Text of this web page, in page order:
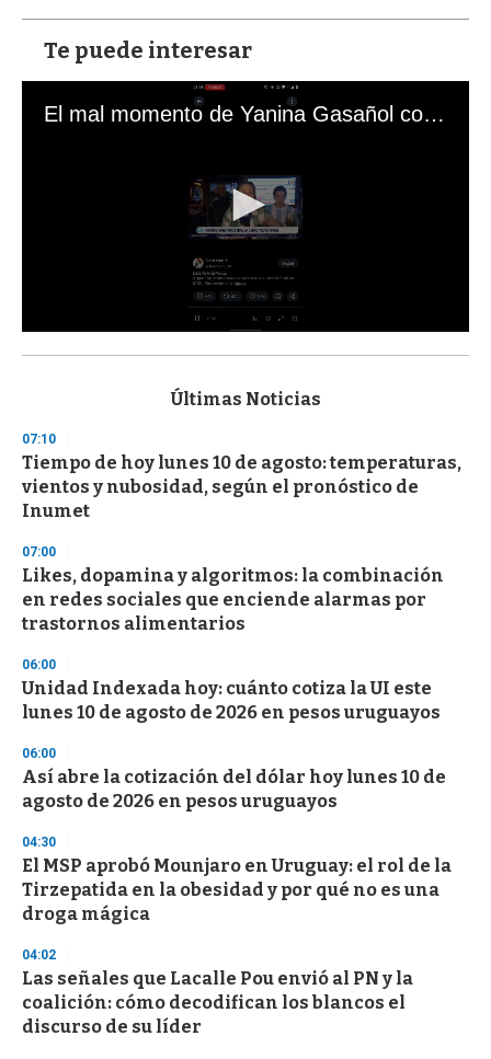
Te puede interesar
El mal momento de Yanina Gasañol con un hincha argentino en "Subrayado"
s
d
s
o
f
3
s
e
c
o
n
Últimas Noticias
07:10
Tiempo de hoy lunes 10 de agosto: temperaturas,
vientos y nubosidad, según el pronóstico de
Inumet
07:00
Likes, dopamina y algoritmos: la combinación
en redes sociales que enciende alarmas por
trastornos alimentarios
06:00
Unidad Indexada hoy: cuánto cotiza la UI este
lunes 10 de agosto de 2026 en pesos uruguayos
06:00
Así abre la cotización del dólar hoy lunes 10 de
agosto de 2026 en pesos uruguayos
04:30
El MSP aprobó Mounjaro en Uruguay: el rol de la
Tirzepatida en la obesidad y por qué no es una
droga mágica
04:02
Las señales que Lacalle Pou envió al PN y la
coalición: cómo decodifican los blancos el
discurso de su líder